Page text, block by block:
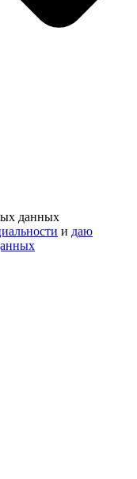
данных
и даю